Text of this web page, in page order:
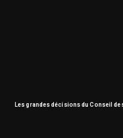
Les grandes décisions du Conseil